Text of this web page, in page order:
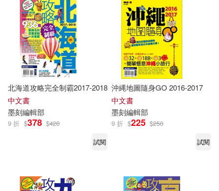
北海道攻略完全制霸2017-2018
中文書
墨刻編輯部
9 折 $378 $420
試閱
沖縄地圖隨身GO 2016-2017
中文書
墨刻編輯部
9 折 $225 $250
試閱